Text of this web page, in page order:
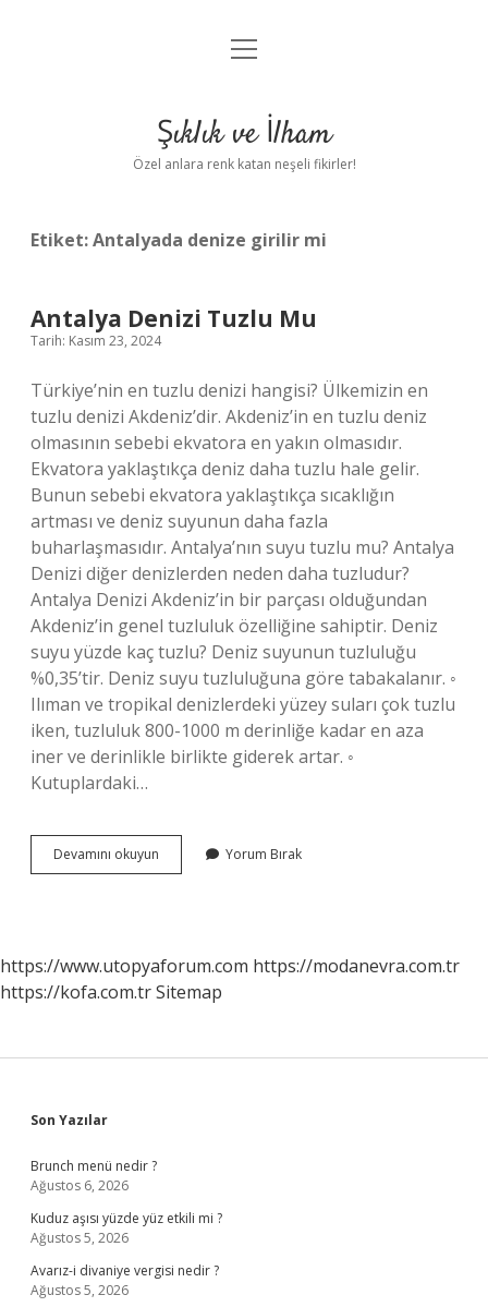
Anasayfa
Yasal Uyarı
menüyü
Şıklık ve İlham
Özel anlara renk katan neşeli fikirler!
Etiket:Antalyada denize girilir mi
Antalya Denizi Tuzlu Mu
Tarih: Kasım 23, 2024
Türkiye’nin en tuzlu denizi hangisi? Ülkemizin en
tuzlu denizi Akdeniz’dir. Akdeniz’in en tuzlu deniz
olmasının sebebi ekvatora en yakın olmasıdır.
Ekvatora yaklaştıkça deniz daha tuzlu hale gelir.
Bunun sebebi ekvatora yaklaştıkça sıcaklığın
artması ve deniz suyunun daha fazla
buharlaşmasıdır. Antalya’nın suyu tuzlu mu? Antalya
Denizi diğer denizlerden neden daha tuzludur?
Antalya Denizi Akdeniz’in bir parçası olduğundan
Akdeniz’in genel tuzluluk özelliğine sahiptir. Deniz
suyu yüzde kaç tuzlu? Deniz suyunun tuzluluğu
%0,35’tir. Deniz suyu tuzluluğuna göre tabakalanır. ◦
Ilıman ve tropikal denizlerdeki yüzey suları çok tuzlu
iken, tuzluluk 800-1000 m derinliğe kadar en aza
iner ve derinlikle birlikte giderek artar. ◦
Kutuplardaki…
Devamını okuyun
Denizi
Yorum Bırak
https://www.utopyaforum.com https://modanevra.com.tr
https://kofa.com.trSitemap
Sidebar
Son Yazılar
Brunch menü nedir ?
Ağustos 6, 2026
Kuduz aşısı yüzde yüz etkili mi ?
Ağustos 5, 2026
Avarız-i divaniye vergisi nedir ?
Ağustos 5, 2026